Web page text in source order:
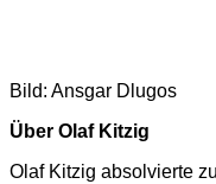
Bild: Ansgar Dlugos
Über Olaf Kitzig
Olaf Kitzig absolvierte